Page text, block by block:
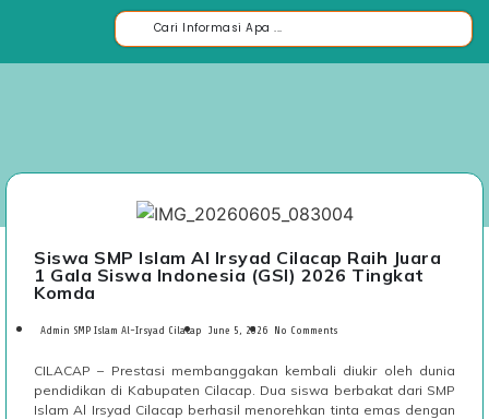
Siswa SMP Islam Al Irsyad Cilacap Raih Juara
1 Gala Siswa Indonesia (GSI) 2026 Tingkat
Komda
Admin SMP Islam Al-Irsyad Cilacap June 5, 2026 No Comments
CILACAP – Prestasi membanggakan kembali diukir oleh dunia
pendidikan di Kabupaten Cilacap. Dua siswa berbakat dari SMP
Islam Al Irsyad Cilacap berhasil menorehkan tinta emas dengan